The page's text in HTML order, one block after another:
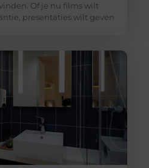
Of je nu films wilt
presentaties wilt geven